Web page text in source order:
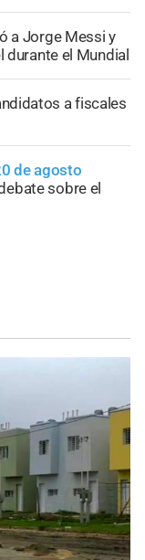
a Jorge Messi y
durante el Mundial
a fiscales
de agosto
sobre el